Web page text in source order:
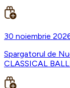
30 noiembrie
Spargatorul de
CLASSICAL